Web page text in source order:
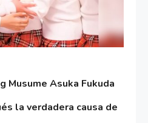
Musume Asuka Fukuda
la verdadera causa de